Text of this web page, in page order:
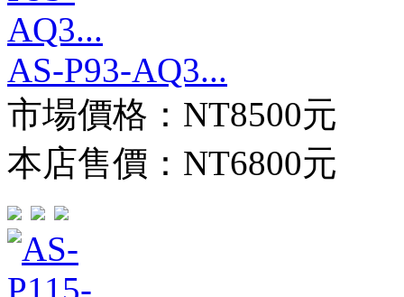
AS-P93-AQ3...
市場價格： NT8500元
本店售價： NT6800元